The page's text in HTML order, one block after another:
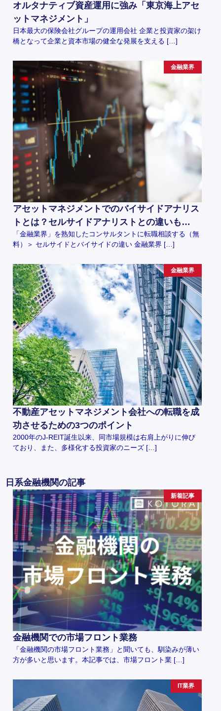
オルタナティブ資産運用に強み「東京海上アセ
ットマネジメント」
日本最大の保険会社グループの運用会社 企業と投資家の架け
橋となって企業と資本市場の健全な発展を支える […]
金融業界
アセットマネジメントでのバイサイドアナリス
トとは？セルサイドアナリストとの違いも…
「金融業界」を熟知したコンサルタントに転職相談する（無
料）＞ セルサイドとバイサイドの違い 金融業界 […]
金融業界
不動産アセットマネジメント会社への転職を成
功させるための3つのポイント
2000年のJ-REIT誕生以来、同市場規模は右肩上がりに伸び
ており、また、多様化する投資家のニーズ […]
日系金融機関の記事
新着記事
金融機関での市場フロント業務
「金融機関の市場フロント業務」と聞いても、馴染みが薄い
方が多いと思います。本記事では、市場フロント業 […]
IT業界